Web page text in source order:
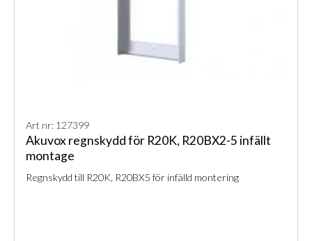
Art nr: 127399
Akuvox regnskydd för R20K, R20BX2-5 infällt
montage
Regnskydd till R20K, R20BX5 för infälld montering